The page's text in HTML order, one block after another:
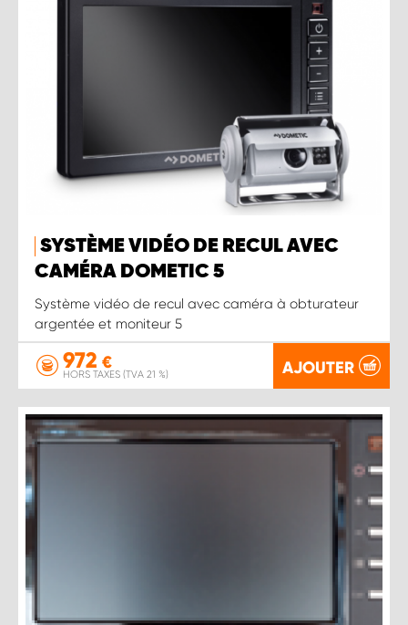
SYSTÈME VIDÉO DE RECUL AVEC
CAMÉRA DOMETIC 5
Système vidéo de recul avec caméra à obturateur
argentée et moniteur 5
972 €
HORS TAXES (TVA 21 %) AJOUTER